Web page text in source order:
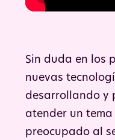
Sin duda en los
nuevas
desarrollando y
atender un tema
preocupado al